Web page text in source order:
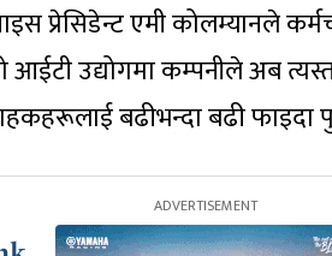
प्रेसिडेन्ट एमी कोलम्यानले
आईटी उद्योगमा कम्पनीले अब
बढीभन्दा बढी फाइदा